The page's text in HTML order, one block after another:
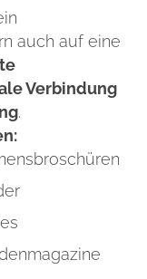
auch auf eine
Verbindung
.